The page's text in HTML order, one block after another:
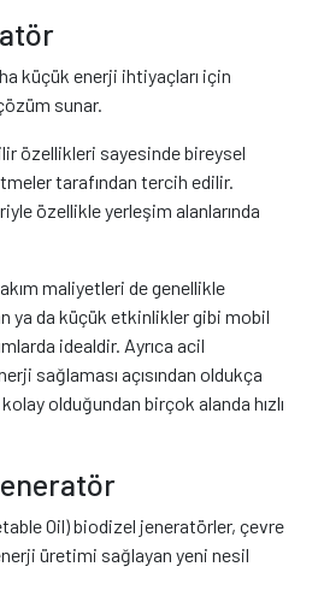
küçük enerji ihtiyaçları için
sunar.
özellikleri sayesinde bireysel
tarafından tercih edilir.
özellikle yerleşim alanlarında
maliyetleri de genellikle
ya da küçük etkinlikler gibi mobil
idealdir. Ayrıca acil
sağlaması açısından oldukça
olduğundan birçok alanda hızlı
Oil) biodizel jeneratörler, çevre
üretimi sağlayan yeni nesil